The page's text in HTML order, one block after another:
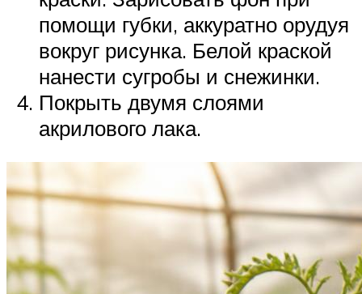
помощи губки, аккуратно орудуя
вокруг рисунка. Белой краской
нанести сугробы и снежинки.
Покрыть двумя слоями
акрилового лака.